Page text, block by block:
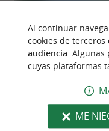
Chapelle de l'Aubépine
La Capilla Aubépine se
del encantador pueblo
Al continuar
cookies de terceros
audiencia .
cuyas plataformas
ME